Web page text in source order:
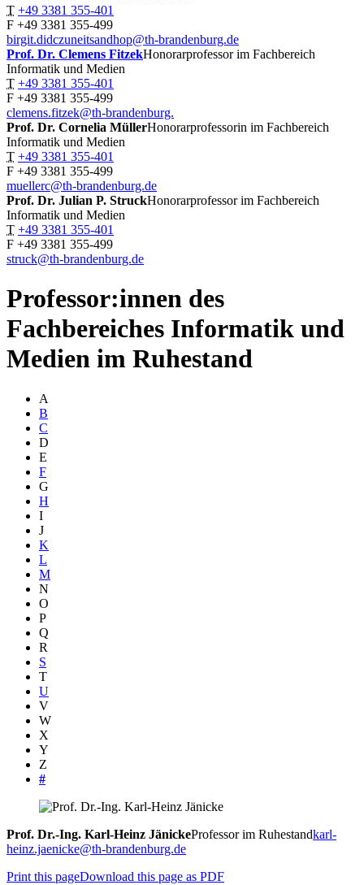
T +49 3381 355-401
F +49 3381 355-499
birgit.didczuneitsandhop@th-brandenburg.de
Prof. Dr. Clemens FitzekHonorarprofessor im Fachbereich
Informatik und Medien
T +49 3381 355-401
F +49 3381 355-499
clemens.fitzek@th-brandenburg.
Prof. Dr. Cornelia MüllerHonorarprofessorin im Fachbereich
Informatik und Medien
T +49 3381 355-401
F +49 3381 355-499
muellerc@th-brandenburg.de
Prof. Dr. Julian P. StruckHonorarprofessor im Fachbereich
Informatik und Medien
T +49 3381 355-401
F +49 3381 355-499
struck@th-brandenburg.de
Professor:innen des
Fachbereiches Informatik und
Medien im Ruhestand
A
B
C
D
E
F
G
H
I
J
K
L
M
N
O
P
Q
R
S
T
U
V
W
X
Y
Z
#
Prof. Dr.-Ing. Karl-Heinz JänickeProfessor im Ruhestandkarl-
heinz.jaenicke@th-brandenburg.de
Print this pageDownload this page as PDF